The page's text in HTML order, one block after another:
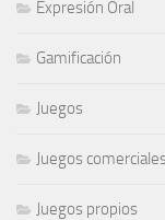
Expresión Oral
Gamificación
Juegos
Juegos
Juegos propios